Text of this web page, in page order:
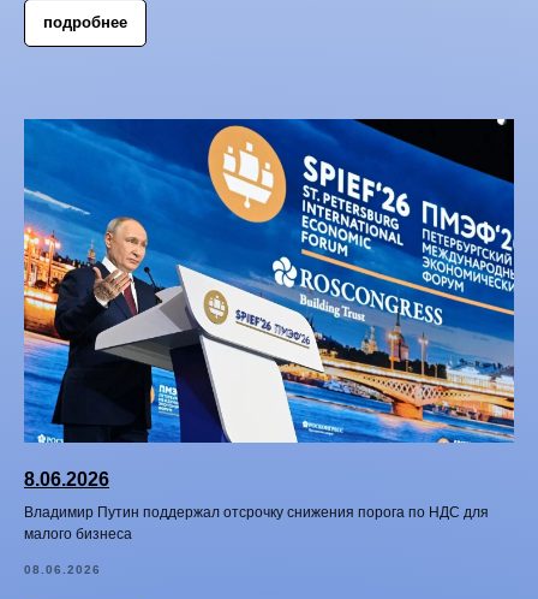
подробнее
8.06.2026
Владимир Путин поддержал отсрочку снижения порога по НДС для
малого бизнеса
08.06.2026